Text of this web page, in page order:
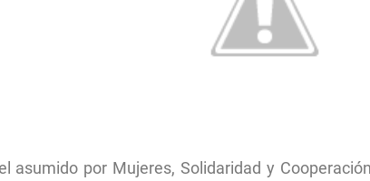
asumido por Mujeres, Solidaridad y